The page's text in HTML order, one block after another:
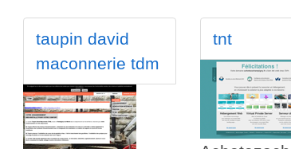
taupin david
maconnerie tdm
tnt